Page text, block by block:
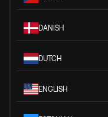
DANISH
DUTCH
ENGLISH